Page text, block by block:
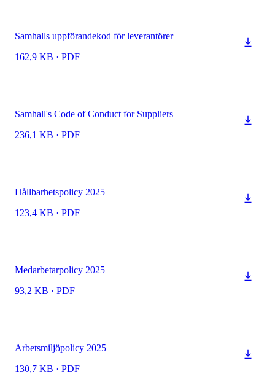
Samhalls uppförandekod för leverantörer
162,9 KB · PDF
Samhall's Code of Conduct for Suppliers
236,1 KB · PDF
Hållbarhetspolicy 2025
123,4 KB · PDF
Medarbetarpolicy 2025
93,2 KB · PDF
Arbetsmiljöpolicy 2025
130,7 KB · PDF